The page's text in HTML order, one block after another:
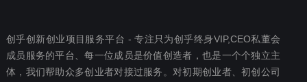
创乎创新创业项目服务平台 - 专注只为创乎终身VIP,CEO私董会
成员服务的平台、每一位成员是价值创造者，也是一个个独立主
体，我们帮助众多创业者对接过服务。对初期创业者、初创公司